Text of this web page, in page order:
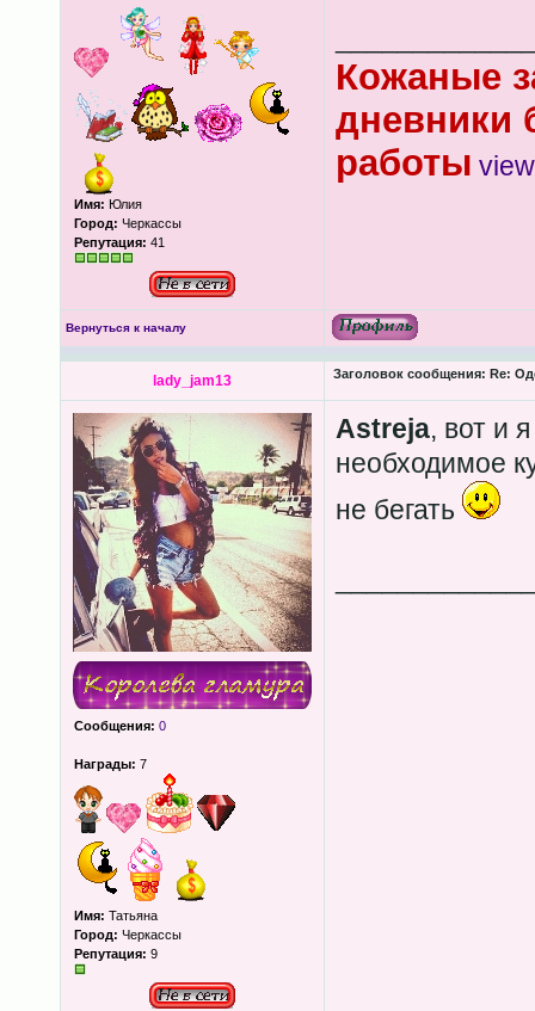
Имя: Юлия
Город: Черкассы
Репутация: 41
Кожаные
дневники
работы
Вернуться к началу
lady_jam13 Заголовок сообщения: Re:
Сообщения: 0
Награды: 7
Имя: Татьяна
Город: Черкассы
Репутация: 9
Astreja, вот и
необходимое
не бегать